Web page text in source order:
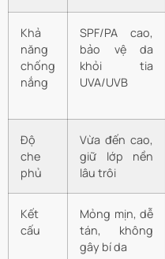
Khả
năng
chống
nắng
SPF/PA cao,
bảo vệ da
khỏi tia
UVA/UVB
Độ
che
phủ
Vừa đến cao,
giữ lớp nền
lâu trôi
Kết
cấu
Mỏng mịn, dễ
tán, không
gây bí da